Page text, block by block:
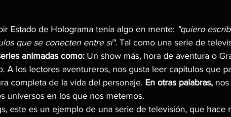
Estado de Holograma tenía algo en mente: "quiero
que se conecten entre sí". Tal como una serie de
animadas como: Un show más, hora de aventura o
A los lectores aventureros, nos gusta leer capítulos que
completa de la vida del personaje. En otras palabras,
universos en los que nos metemos.
este es un ejemplo de una serie de televisión, que hace